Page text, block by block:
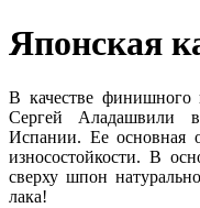
Японская
В качестве финишного
Сергей Аладашвили
Испании. Ее основная
износостойкости. В
сверху шпон
лака!